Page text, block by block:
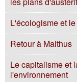
L'écologisme et
Retour à Malthus
Le capitalisme et
l'environnement